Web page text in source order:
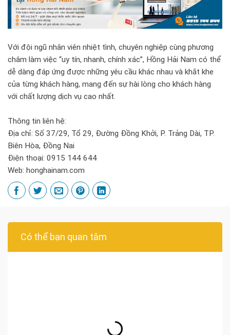
Với đội ngũ nhân viên nhiệt tình, chuyên nghiệp cùng phương
châm làm việc “uy tín, nhanh, chính xác”, Hồng Hải Nam có thể
dễ dàng đáp ứng được những yêu cầu khác nhau và khắt khe
của từng khách hàng, mang đến sự hài lòng cho khách hàng
với chất lượng dịch vụ cao nhất.
Thông tin liên hệ:
Địa chỉ: Số 37/29, Tổ 29, Đường Đồng Khởi, P. Trảng Dài, TP.
Biên Hòa, Đồng Nai
Điện thoại: 0915 144 644
Web: honghainam.com
Có thể bạn quan tâm